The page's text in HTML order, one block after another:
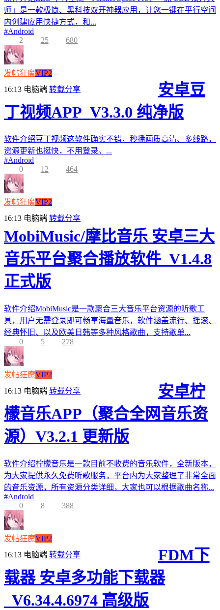
师」是一款极简、黑科技双开神器应用，让您一键在平行空间
内创建应用快捷方式，和...
#Android
2
25 680
发帖狂魔VIP2
16:13 电脑端 转载分享
安卓豆
丁视频APP_V3.3.0 纯净版
软件介绍豆丁视频这软件确实不错，秒播画质高清、多线路，
资源更新也挺快，不用登录。...
#Android
0
12 464
发帖狂魔VIP2
16:13 电脑端 转载分享
MobiMusic/摩比音乐 安卓三大
音乐平台聚合播放软件_V1.4.8
正式版
软件介绍MobiMusic是一款聚合三大音乐平台资源的听歌工
具，用户无需登录即可畅享海量音乐，软件涵盖流行、摇滚、
经典怀旧、以及欧美日韩等多种风格歌曲，支持歌单...
0
5 278
发帖狂魔VIP2
16:13 电脑端 转载分享
安卓柠
檬音乐APP（聚合全网音乐资
源）V3.2.1 更新版
软件介绍柠檬音乐是一款目前不收费的音乐软件，全新版本，
为大家提供永久免费听歌服务，平台内为大家整理了非常全面
的音乐资源，所有资源分类详细，大家也可以根据歌曲名称...
#Android
0
8 388
发帖狂魔VIP2
16:13 电脑端 转载分享
FDM下
载器 安卓多功能下载器
_V6.34.4.6974 高级版